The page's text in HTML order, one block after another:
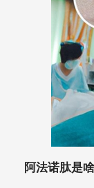
阿法诺肽是